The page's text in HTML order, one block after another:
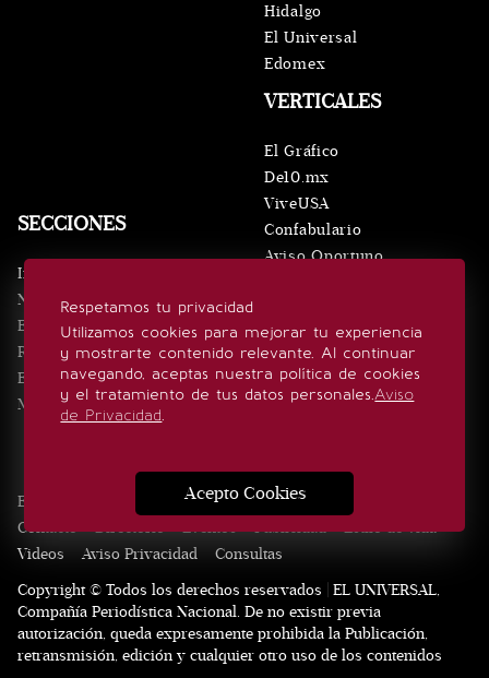
Respetamos tu privacidad
Utilizamos cookies para mejorar tu experiencia
y mostrarte contenido relevante. Al continuar
navegando, aceptas nuestra política de cookies
y el tratamiento de tus datos personales.Aviso
de Privacidad.
Acepto Cookies
SECCIONES
Inicio
Noticias
Eventos
Realeza
Estilo de vida
Minuto x Minuto
VERTICALES
El Gráfico
De10.mx
ViveUSA
Confabulario
Aviso Oportuno
Hidalgo
El Universal
Edomex
SÍGUENOS
Edición Impresa Noticias Quiénes somos
Contacto
Directorio Eventos Publicidad
Estilo de vida
Videos
Aviso Privacidad
Consultas
Copyright © Todos los derechos reservados | EL UNIVERSAL,
Compañía Periodística Nacional. De no existir previa
autorización, queda expresamente prohibida la Publicación,
retransmisión, edición y cualquier otro uso de los contenidos